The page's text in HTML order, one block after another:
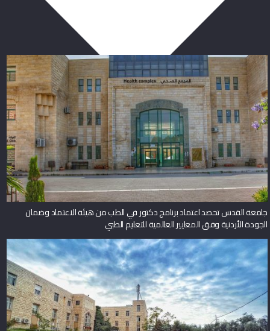
جامعة القدس تحصد اعتماد برنامج دكتور في الطب من هيئة الاعتماد وضمان
الجودة الأردنية وفق المعايير العالمية للتعليم الطبي